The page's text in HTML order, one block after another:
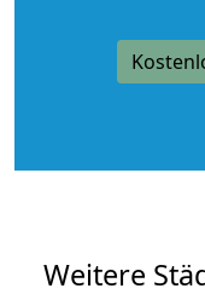
Weitere